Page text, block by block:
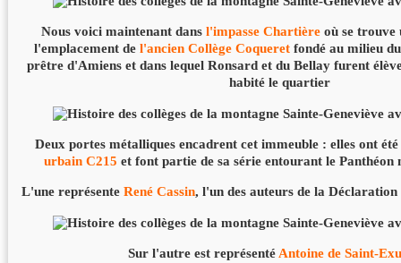
Nous voici maintenant dansl'impasse Chartière où se trouve
l'emplacement del'ancien Collège Coqueret fondé au milieu
prêtre d'Amiens et dans lequel Ronsard et du Bellay furent
habité le quartier
Deux portes métalliques encadrent cet immeuble : elles ont
urbain C215 et font partie de sa série entourant le
L'une représente René Cassin, l'un des auteurs de la
Sur l'autre est représenté Antoine de Saint-